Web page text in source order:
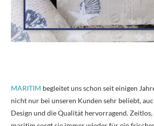
MARITIM begleitet uns schon seit einigen
nicht nur bei unseren Kunden sehr beliebt,
Design und die Qualität hervorragend. Zeitlos,